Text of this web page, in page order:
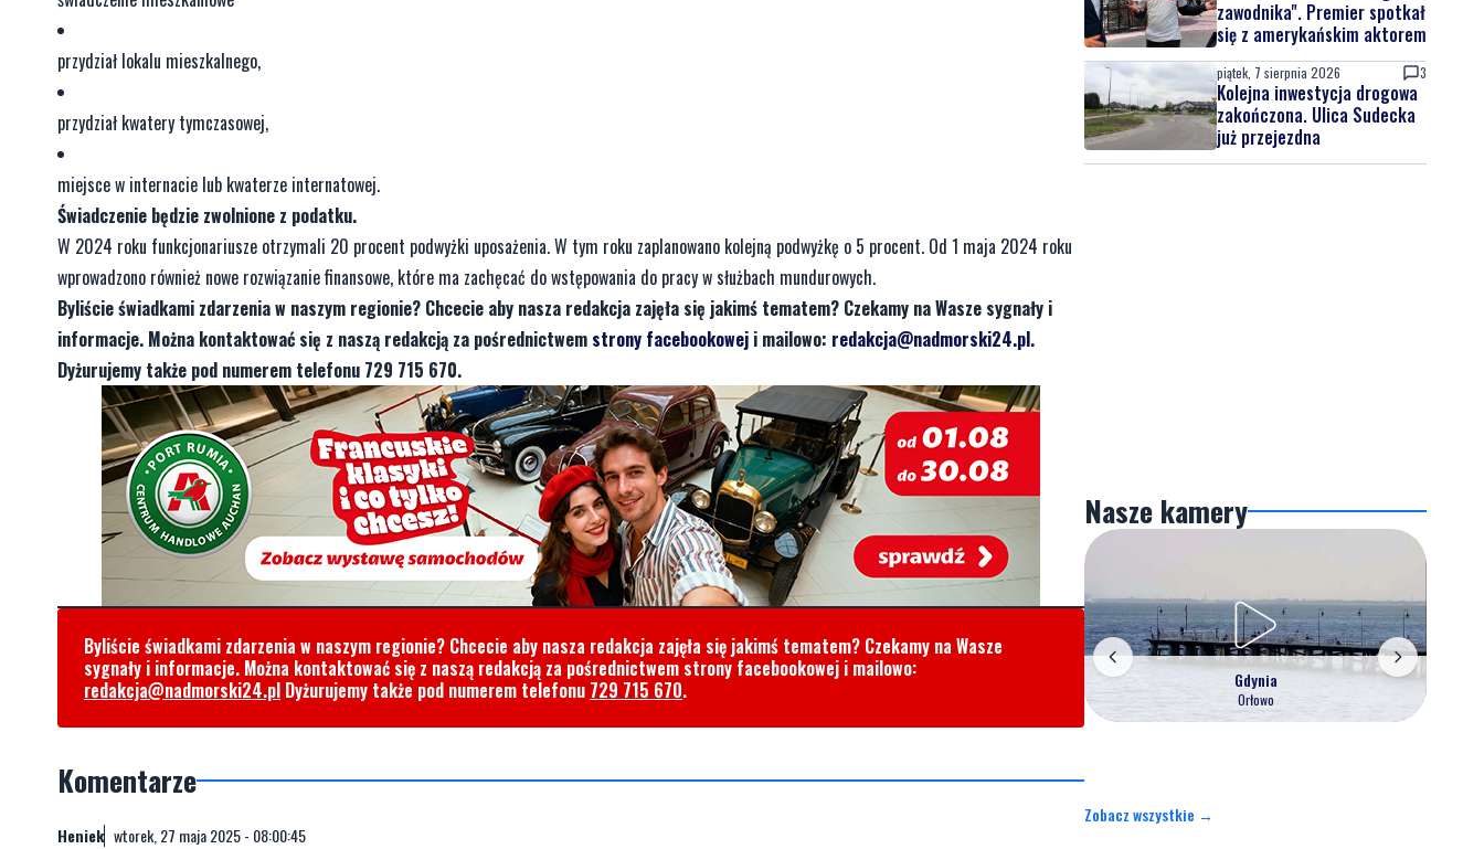
przydział lokalu mieszkalnego,
przydział kwatery tymczasowej,
miejsce w internacie lub kwaterze internatowej.
Świadczenie będzie zwolnione z podatku.
W 2024 roku funkcjonariusze otrzymali 20 procent podwyżki uposażenia. W tym roku zaplanowano kolejną podwyżkę o 5 procent. Od 1 maja 2024 roku
wprowadzono również nowe rozwiązanie finansowe, które ma zachęcać do wstępowania do pracy w służbach mundurowych.
Byliście świadkami zdarzenia w naszym regionie? Chcecie aby nasza redakcja zajęła się jakimś tematem? Czekamy na Wasze sygnały i
informacje. Można kontaktować się z naszą redakcją za pośrednictwem strony facebookowej i mailowo: redakcja@nadmorski24.pl.
Dyżurujemy także pod numerem telefonu 729 715 670.
Byliście świadkami zdarzenia w naszym regionie? Chcecie aby nasza redakcja zajęła się jakimś tematem? Czekamy na Wasze
sygnały i informacje. Można kontaktować się z naszą redakcją za pośrednictwem strony facebookowej i mailowo:
redakcja@nadmorski24.pl Dyżurujemy także pod numerem telefonu 729 715 670.
Komentarze
Heniek wtorek, 27 maja 2025 - 08:00:45
zawodnika". Premier spotkał
się z amerykańskim aktorem
piątek, 7 sierpnia 2026 3
Kolejna inwestycja drogowa
zakończona. Ulica Sudecka
już przejezdna
Nasze kamery
Gdynia
Orłowo
Zobacz wszystkie →